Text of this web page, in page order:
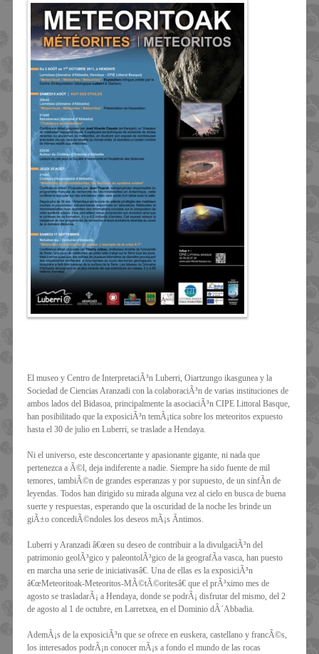
El museo y Centro de InterpretaciÃ³n Luberri, Oiartzungo ikasgunea y la
Sociedad de Ciencias Aranzadi con la colaboraciÃ³n de varias instituciones de
ambos lados del Bidasoa, principalmente la asociaciÃ³n CIPE Littoral Basque,
han posibilitado que la exposiciÃ³n temÃ¡tica sobre los meteoritos expuesto
hasta el 30 de julio en Luberri, se traslade a Hendaya.
Ni el universo, este desconcertante y apasionante gigante, ni nada que
pertenezca a Ã©l, deja indiferente a nadie. Siempre ha sido fuente de mil
temores, tambiÃ©n de grandes esperanzas y por supuesto, de un sinfÃ­n de
leyendas. Todos han dirigido su mirada alguna vez al cielo en busca de buena
suerte y respuestas, esperando que la oscuridad de la noche les brinde un
giÃ±o concediÃ©ndoles los deseos mÃ¡s Ã­ntimos.
Luberri y Aranzadi â€œen su deseo de contribuir a la divulgaciÃ³n del
patrimonio geolÃ³gico y paleontolÃ³gico de la geografÃ­a vasca, han puesto
en marcha una serie de iniciativasâ€. Una de ellas es la exposiciÃ³n
â€œMeteoritoak-Meteoritos-MÃ©tÃ©oritesâ€ que el prÃ³ximo mes de
agosto se trasladarÃ¡ a Hendaya, donde se podrÃ¡ disfrutar del mismo, del 2
de agosto al 1 de octubre, en Larretxea, en el Dominio dÂ´Abbadia.
AdemÃ¡s de la exposiciÃ³n que se ofrece en euskera, castellano y francÃ©s,
los interesados podrÃ¡n conocer mÃ¡s a fondo el mundo de las rocas